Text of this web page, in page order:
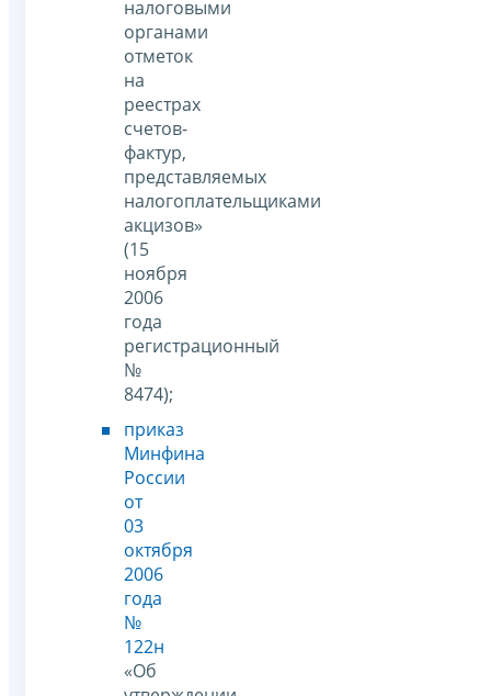
налоговыми
органами
отметок
на
реестрах
счетов-
фактур,
представляемых
налогоплательщиками
акцизов»
(15
ноября
2006
года
регистрационный
№
8474);
приказ
Минфина
России
от
03
октября
2006
года
№
122н
«Об